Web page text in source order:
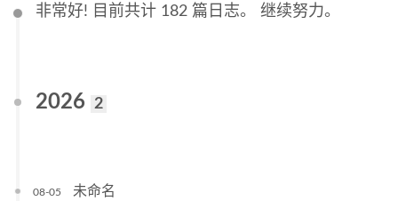
非常好! 目前共计 182 篇日志。 继续努力。
2026 2
08-05 未命名